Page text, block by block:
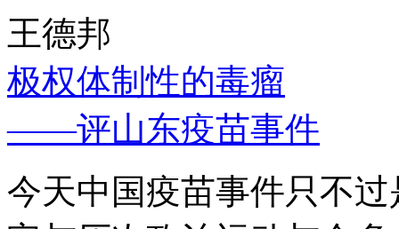
王德邦
极权体制性的毒瘤
——评山东疫苗事件
今天中国疫苗事件只不